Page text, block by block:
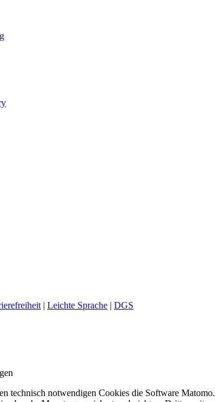
| Leichte Sprache | DGS
technisch notwendigen Cookies die Software